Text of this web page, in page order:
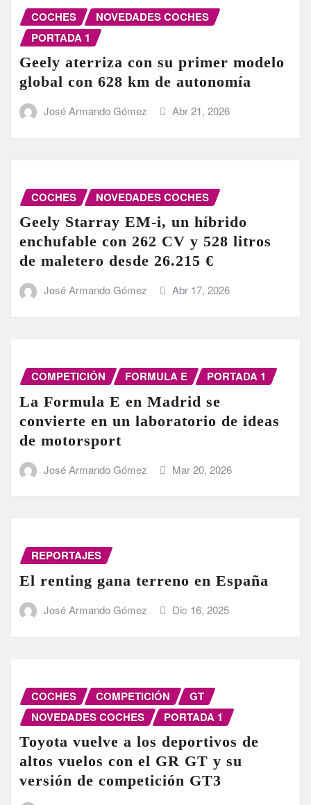
COCHES
NOVEDADES COCHES
PORTADA 1
Geely aterriza con su primer modelo
global con 628 km de autonomía
José Armando Gómez Abr 21, 2026
COCHES NOVEDADES COCHES
Geely Starray EM-i, un híbrido
enchufable con 262 CV y 528 litros
de maletero desde 26.215 €
José Armando Gómez Abr 17, 2026
COMPETICIÓN FORMULA E PORTADA 1
La Formula E en Madrid se
convierte en un laboratorio de ideas
de motorsport
José Armando Gómez Mar 20, 2026
REPORTAJES
El renting gana terreno en España
José Armando Gómez Dic 16, 2025
COCHES COMPETICIÓN
GT
NOVEDADES COCHES
PORTADA 1
Toyota vuelve a los deportivos de
altos vuelos con el GR GT y su
versión de competición GT3